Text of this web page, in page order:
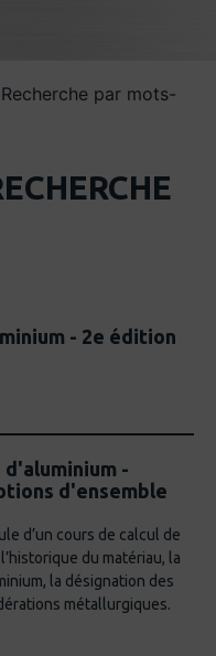
Recherche par mots-
- 2e édition
-
d'ensemble
d’un cours de calcul de
du matériau, la
la désignation des
métallurgiques.